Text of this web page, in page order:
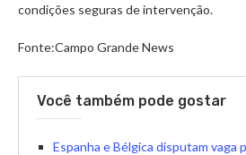
condições seguras de intervenção.
Fonte:Campo Grande News
Você também pode gostar
Espanha e Bélgica disputam vaga